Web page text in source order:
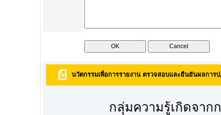
นวัตกรรมเพื่อการรายงาน ตรวจสอบและยืนยันผลกา
กลุ่มความรู้เกิดจากการ